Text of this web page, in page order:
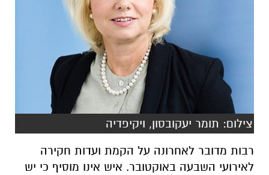
צילום: תומר יעקובסון, ויקיפדיה
רבות מדובר לאחרונה על הקמת ועדות חקירה
לאירועי השבעה באוקטובר. איש אינו מוסיף כי יש